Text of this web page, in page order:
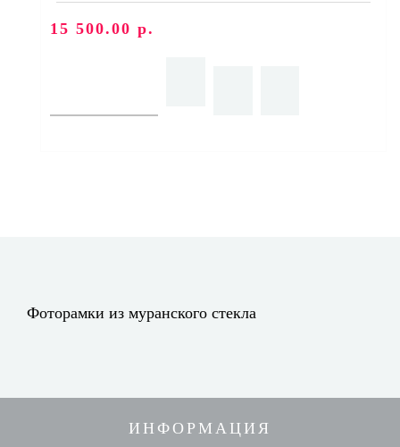
15 500.00 р.
Фоторамки из муранского стекла
ИНФОРМАЦИЯ